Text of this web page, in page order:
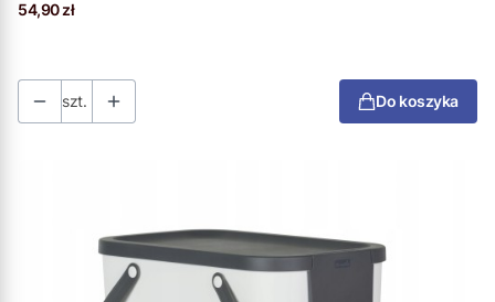
Cena
54,90 zł
szt. Do koszyka